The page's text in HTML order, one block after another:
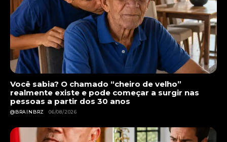
Você sabia? O chamado “cheiro de velho”
realmente existe e pode começar a surgir nas
pessoas a partir dos 30 anos
@BRAINBRZ 06/08/2026